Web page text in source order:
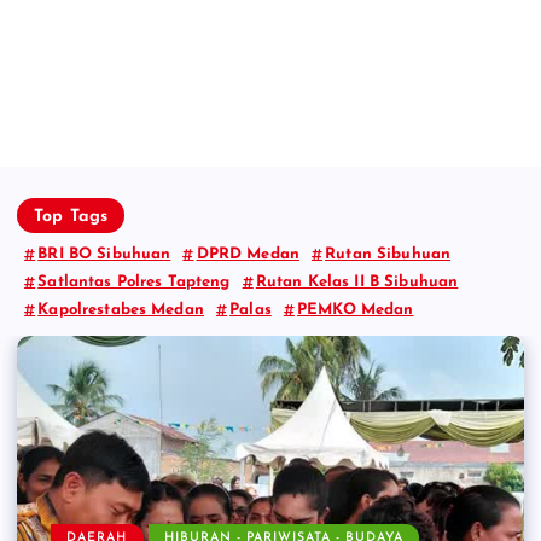
Top Tags
BRI BO Sibuhuan DPRD Medan
Rutan Sibuhuan
Satlantas Polres Tapteng
Rutan Kelas II B Sibuhuan
Kapolrestabes Medan
Palas PEMKO Medan
KRIMINAL - HUKUM PERISTIWA - UMUM
PEMERINTAHAN PERISTIWA - UMUM
DAERAH HIBURAN - PARIWISATA - BUDAYA
NASIONAL OLAHRAGA PEMERINTAHAN
PERISTIWA - UMUM
DAERAH PEMERINTAHAN PERISTIWA - UMUM
TEKNOLOGI - PENDIDIKAN